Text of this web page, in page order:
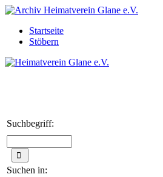
Startseite
Stöbern
Suchbegriff:
Suchen in: